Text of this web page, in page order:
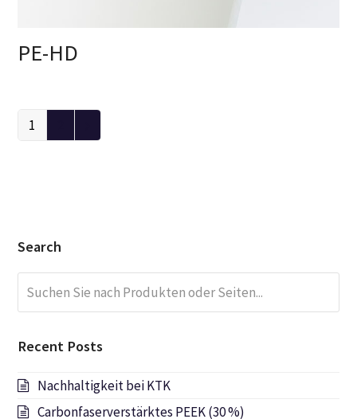
PE-HD
1
Search
Sie
nach
oder
Recent Posts
Nachhaltigkeit bei KTK
Carbonfaserverstärktes PEEK (30 %)